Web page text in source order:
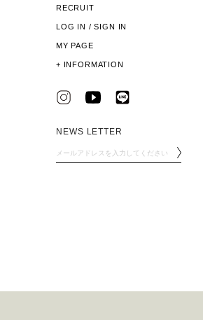
RECRUIT
LOG IN / SIGN IN
MY PAGE
+ INFORMATION
NEWS LETTER